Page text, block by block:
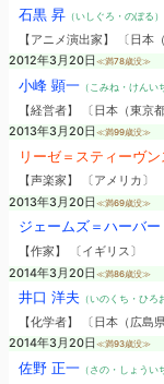
石黒 昇（いしぐろ・のぼる）
【アニメ演出家】 〔日本
2012年3月20日 ≪満78歳没≫
小峰 顕一（こみね・けんい
【経営者】 〔日本（東京
2013年3月20日 ≪満99歳没≫
リーゼ＝スティーヴン
【声楽家】 〔アメリカ〕
2013年3月20日 ≪満69歳没≫
ジェームズ＝ハーバー
【作家】 〔イギリス〕
2014年3月20日 ≪満86歳没≫
井口 洋夫 （いのくち・ひろ
【化学者】 〔日本（広島県
2014年3月20日 ≪満93歳没≫
佐野 正一（さの・しょうい